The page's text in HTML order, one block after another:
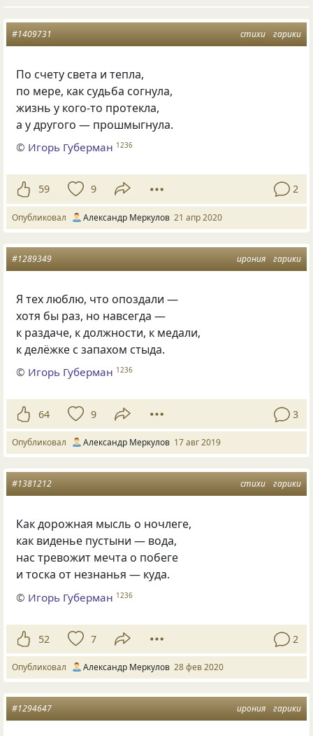
стихи гарики
#1409731
По счету света и тепла,
по мере, как судьба согнула,
жизнь у кого-то протекла,
а у другого — прошмыгнула.
© Игорь Губерман 1236
59 9 2
Опубликовал Александр Меркулов 21 апр 2020
ирония гарики
#1289349
Я тех люблю, что опоздали —
хотя бы раз, но навсегда —
к раздаче, к должности, к медали,
к делёжке с запахом стыда.
© Игорь Губерман 1236
64 9 3
Опубликовал Александр Меркулов 17 авг 2019
стихи гарики
#1381212
Как дорожная мысль о ночлеге,
как виденье пустыни — вода,
нас тревожит мечта о побеге
и тоска от незнанья — куда.
© Игорь Губерман 1236
52 7 2
Опубликовал Александр Меркулов 28 фев 2020
ирония гарики
#1294647